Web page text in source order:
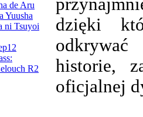
de Aru
Yuusha
ni Tsuyoi
R2
dzięki
historie,
oficjalnej